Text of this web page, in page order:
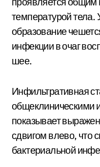
температурой тела.
образование
инфекции в очаг
шее.
Инфильтративная
общеклиническими
показывает
сдвигом влево, что
бактериальной